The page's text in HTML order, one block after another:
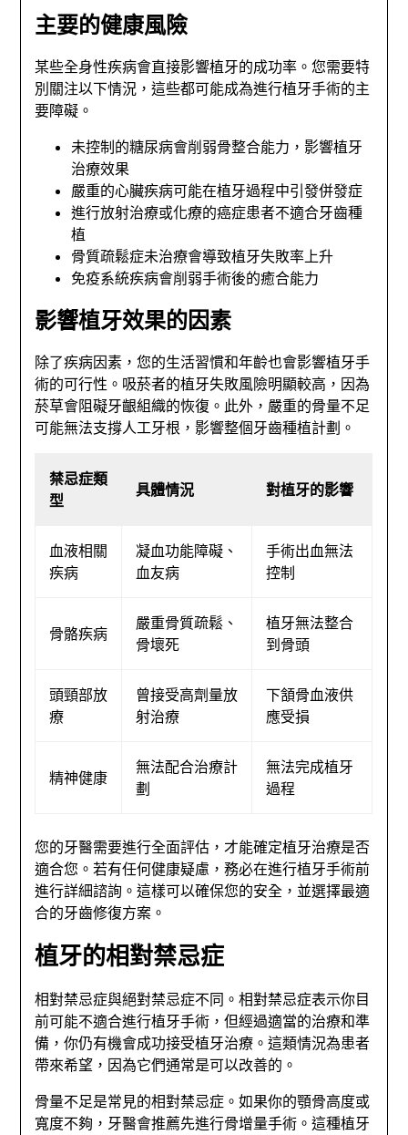
主要的健康風險
某些全身性疾病會直接影響植牙的成功率。您需要特
別關注以下情況，這些都可能成為進行植牙手術的主
要障礙。
未控制的糖尿病會削弱骨整合能力，影響植牙
治療效果
嚴重的心臟疾病可能在植牙過程中引發併發症
進行放射治療或化療的癌症患者不適合牙齒種
植
骨質疏鬆症未治療會導致植牙失敗率上升
免疫系統疾病會削弱手術後的癒合能力
影響植牙效果的因素
除了疾病因素，您的生活習慣和年齡也會影響植牙手
術的可行性。吸菸者的植牙失敗風險明顯較高，因為
菸草會阻礙牙齦組織的恢復。此外，嚴重的骨量不足
可能無法支撐人工牙根，影響整個牙齒種植計劃。
禁忌症類
型
具體情況 對植牙的影響
血液相關
疾病
凝血功能障礙、
血友病
手術出血無法
控制
骨骼疾病
嚴重骨質疏鬆、
骨壞死
植牙無法整合
到骨頭
頭頸部放
療
曾接受高劑量放
射治療
下頷骨血液供
應受損
精神健康
無法配合治療計
劃
無法完成植牙
過程
您的牙醫需要進行全面評估，才能確定植牙治療是否
適合您。若有任何健康疑慮，務必在進行植牙手術前
進行詳細諮詢。這樣可以確保您的安全，並選擇最適
合的牙齒修復方案。
植牙的相對禁忌症
相對禁忌症與絕對禁忌症不同。相對禁忌症表示你目
前可能不適合進行植牙手術，但經過適當的治療和準
備，你仍有機會成功接受植牙治療。這類情況為患者
帶來希望，因為它們通常是可以改善的。
骨量不足是常見的相對禁忌症。如果你的顎骨高度或
寬度不夠，牙醫會推薦先進行骨增量手術。這種植牙